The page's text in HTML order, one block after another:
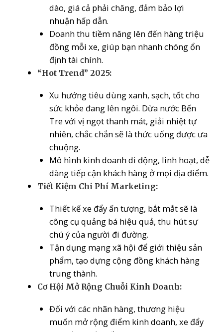
dào, giá cả phải chăng, đảm bảo lợi
nhuận hấp dẫn.
Doanh thu tiềm năng lên đến hàng triệu
đồng mỗi xe, giúp bạn nhanh chóng ổn
định tài chính.
“Hot Trend” 2025:
Xu hướng tiêu dùng xanh, sạch, tốt cho
sức khỏe đang lên ngôi. Dừa nước Bến
Tre với vị ngọt thanh mát, giải nhiệt tự
nhiên, chắc chắn sẽ là thức uống được ưa
chuộng.
Mô hình kinh doanh di động, linh hoạt, dễ
dàng tiếp cận khách hàng ở mọi địa điểm.
Tiết Kiệm Chi Phí Marketing:
Thiết kế xe đẩy ấn tượng, bắt mắt sẽ là
công cụ quảng bá hiệu quả, thu hút sự
chú ý của người đi đường.
Tận dụng mạng xã hội để giới thiệu sản
phẩm, tạo dựng cộng đồng khách hàng
trung thành.
Cơ Hội Mở Rộng Chuỗi Kinh Doanh:
Đối với các nhãn hàng, thương hiệu
muốn mở rộng điểm kinh doanh, xe đẩy